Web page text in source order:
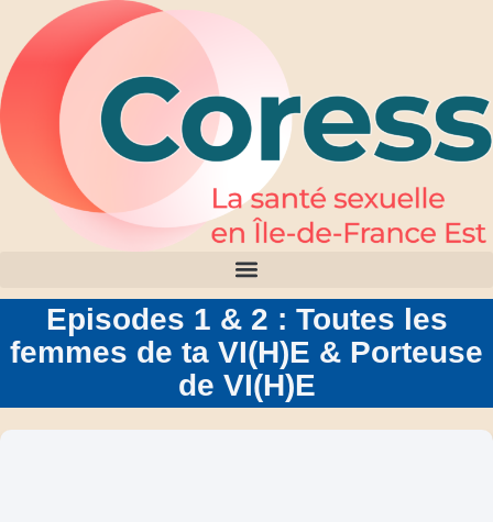
Episodes 1 & 2 : Toutes les
femmes de ta VI(H)E & Porteuse
de VI(H)E